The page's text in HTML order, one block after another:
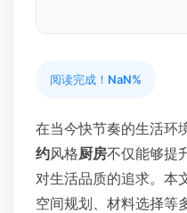
阅读完成！ NaN%
在当今快节奏的生活环
约风格厨房不仅能够提
对生活品质的追求。本
空间规划、材料选择等